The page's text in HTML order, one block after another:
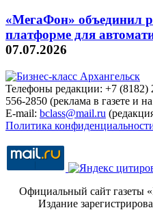
«МегаФон» объединил
платформе для
07.07.2026
Телефоны редакции: +7 (8182)
556-2850 (реклама в газете и
E-mail: bclass@mail.ru
Политика
Официальный сайт
Издание